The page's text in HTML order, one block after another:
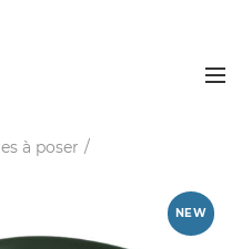
à poser
NEW